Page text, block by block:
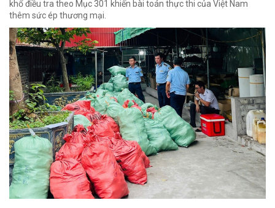
khổ điều tra theo Mục 301 khiến bài toán thực thi của Việt Nam
thêm sức ép thương mại.